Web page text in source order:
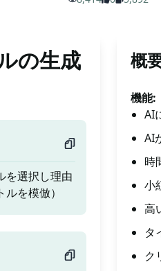
の生成
を選択し理由
を模倣）
概
機能:
AI
AI
時
小
高
タ
ク